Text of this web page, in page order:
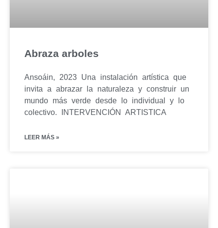
Abraza arboles
Ansoáin, 2023 Una instalación artística que
invita a abrazar la naturaleza y construir un
mundo más verde desde lo individual y lo
colectivo. INTERVENCIÓN ARTISTICA
LEER MÁS »